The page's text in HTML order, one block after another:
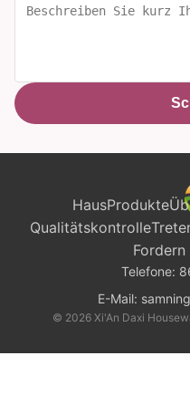
HausProdukte
Qualitätskontrolle
Telefone:
E-Mail:
© 2026 Xi'An Daxi